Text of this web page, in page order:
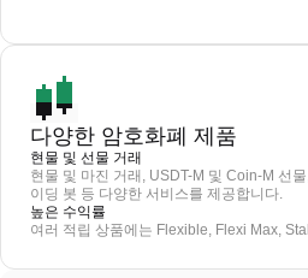
다양한 암호화폐 제품
현물 및 선물 거래
현물 및 마진 거래, USDT-M 및 Coin-M 선
이딩 봇 등 다양한 서비스를 제공합니다.
높은 수익률
여러 적립 상품에는 Flexible, Flexi Max,